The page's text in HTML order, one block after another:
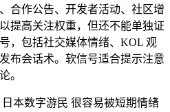
合作公告、开发者活动、社区增
提高关注权重，但还不能单独证
，包括社交媒体情绪、KOL 观
布会话术。软信号适合提示注意
。
本数字游民 很容易被短期情绪